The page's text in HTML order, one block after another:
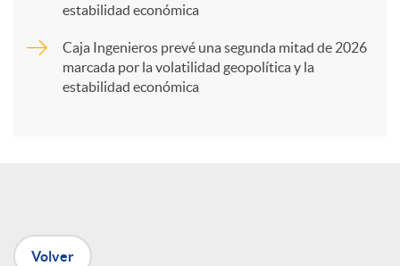
e
estabilidad económica
Caja Ingenieros prevé una segunda mitad de 2026
marcada por la volatilidad geopolítica y la
estabilidad económica
Volver